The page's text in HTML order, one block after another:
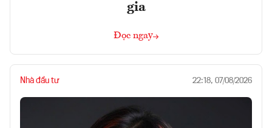
gia
Đọc ngay
Nhà đầu tư 22:18, 07/08/2026